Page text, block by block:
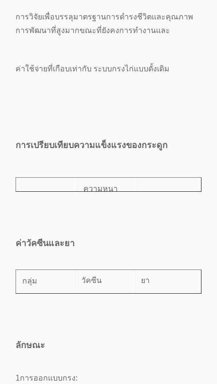
การวิจัยเพื่อบรรลุมาตรฐานการดํารงชีวิตและคุณภาพ
การพัฒนาที่สูงมากขณะที่ยังคงการทํางานและ
ค่าใช้จ่ายที่เกือบเท่ากับ ระบบกรงไก่แบบดั้งเดิม
การเปรียบเทียบความแข็งแรงของกระดูก
ความหนา
0029
ค่าวัคซีนและยา
กลุ่ม วัคซีน ยา
กรงประเพณี
ลักษณะ
1การออกแบบกรง: